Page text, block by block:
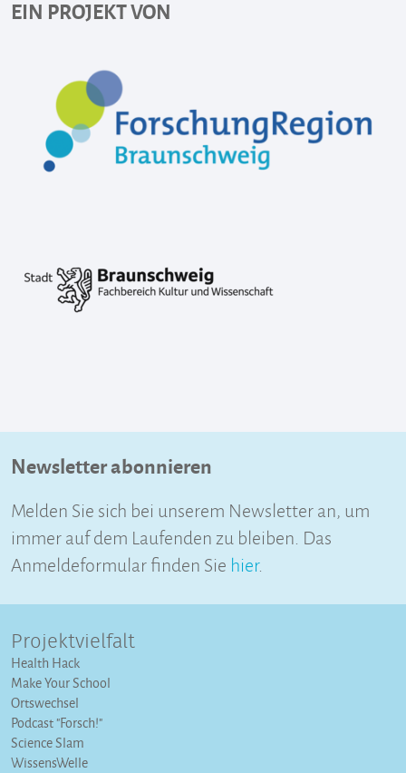
EIN PROJEKT VON
Newsletter abonnieren
Melden Sie sich bei unserem Newsletter an, um
immer auf dem Laufenden zu bleiben. Das
Anmeldeformular finden Sie hier.
Projektvielfalt
Health Hack
Make Your School
Ortswechsel
Podcast "Forsch!"
Science Slam
WissensWelle